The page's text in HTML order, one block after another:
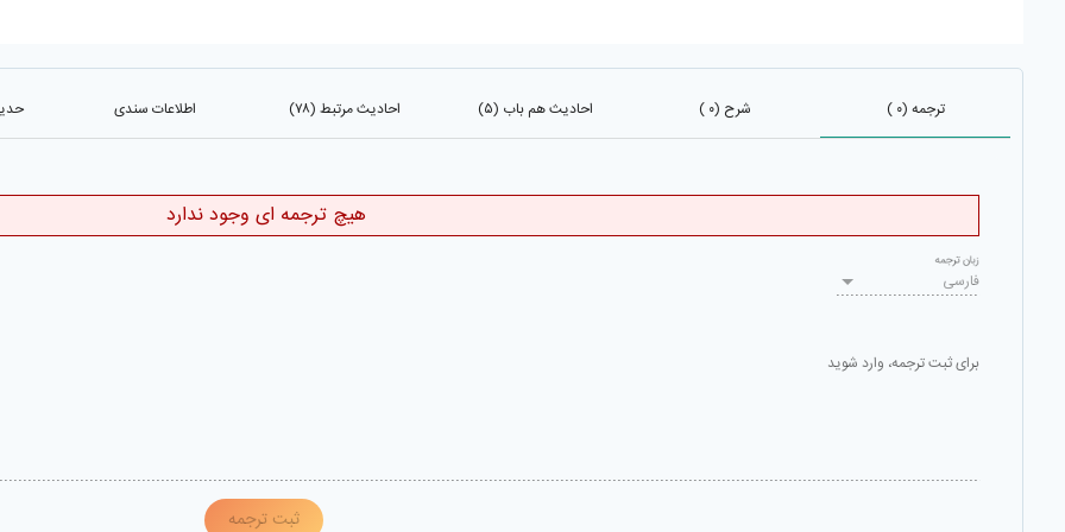
ترجمه (۰ ) شرح (۰ ) احادیث هم باب (۵) احادیث مرتبط (۷۸) اطلاعات سندی
هیچ ترجمه ای وجود ندارد
فارسی
زبان ترجمه
برای ثبت ترجمه، وارد شوید
ثبت ترجمه